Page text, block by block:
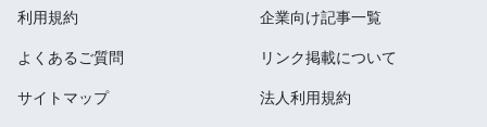
利用規約
よくあるご質問
サイトマップ
企業向け記事一覧
リンク掲載について
法人利用規約